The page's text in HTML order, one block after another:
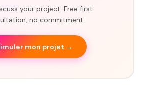
your project. Free first
no commitment.
mon projet →